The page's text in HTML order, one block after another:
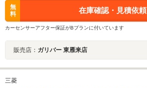
無
料
在庫確認・見積依頼
カーセンサーアフター保証がBプランに付いています
販売店： ガリバー 東雁来店
三菱